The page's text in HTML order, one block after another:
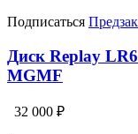
Подписаться
Диск Replay
MGMF
32 000 ₽